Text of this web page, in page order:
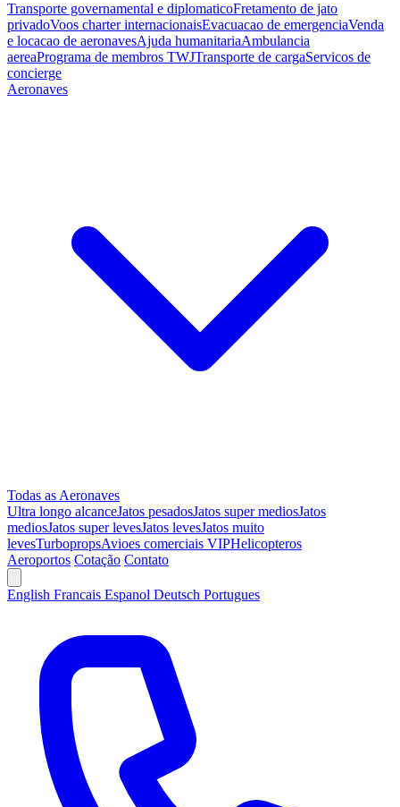
Transporte governamental e diplomaticoFretamento de jato
privadoVoos charter internacionaisEvacuacao de emergenciaVenda
e locacao de aeronavesAjuda humanitariaAmbulancia
aereaPrograma de membros TWJTransporte de cargaServicos de
concierge
Aeronaves
Todas as Aeronaves
Ultra longo alcanceJatos pesadosJatos super mediosJatos
mediosJatos super levesJatos levesJatos muito
levesTurbopropsAvioes comerciais VIPHelicopteros
Aeroportos Cotação Contato
English Francais Espanol Deutsch Portugues